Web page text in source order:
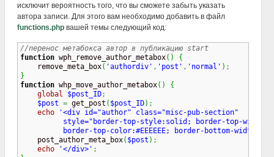
исключит вероятность того, что вы сможете забыть указать
автора записи. Для этого вам необходимо добавить в файл
functions.phpвашей темы следующий код:
//перенос метабокса автор в публикацию start
function wph_remove_author_metabox( )
{
    remove_meta_box
( 'authordiv' , 'post' , 'normal' ) ;
}
function whp_move_author_metabox( )
{
global
$post_ID;
$post = get_post ( $post_ID) ;
echo
'<div id="author" class="misc-pub-section"
style="border-top-style:solid; border-top-
border-top-color:#EEEEEE; border-bottom-
post_author_meta_box( $post ) ;
echo
'</div>' ;